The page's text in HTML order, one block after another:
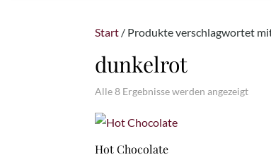
Start / Produkte verschlagwortet
dunkelrot
Alle 8 Ergebnisse werden angezeigt
Hot Chocolate